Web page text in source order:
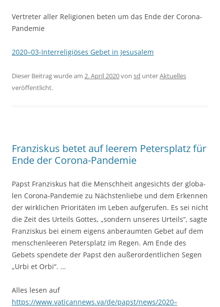
Ver­tre­ter aller Reli­gio­nen beten um das Ende der Corona-
Pandemie
2020–03-Interreligiöses Gebet in Jesusalem
Dieser Beitrag wurde am 2. April 2020von sd unterAktuelles
veröffentlicht.
Franziskus betet auf leerem Petersplatz für
Ende der Corona-Pandemie
Papst Fran­zis­kus hat die Mensch­heit ange­sichts der glo­ba­
len Coro­na-Pan­de­mie zu Nächs­ten­lie­be und dem Erken­nen
der wirk­li­chen Prio­ri­tä­ten im Leben auf­ge­ru­fen. Es sei nicht
die Zeit des Urteils Got­tes, „son­dern unse­res Urteils“, sag­te
Fran­zis­kus bei einem eigens anbe­raum­ten Gebet auf dem
men­schen­lee­ren Peters­platz im Regen. Am Ende des
Gebets spen­de­te der Papst den außer­or­dent­li­chen Segen
„Urbi et Orbi“. …
Alles lesen auf
https://www.vaticannews.va/de/papst/news/2020–